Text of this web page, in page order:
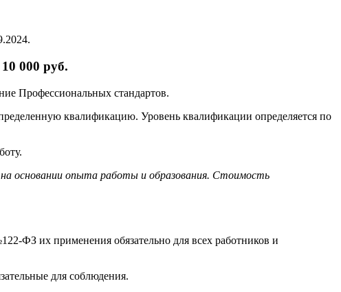
000 руб.
Профессиональных стандартов.
квалификацию. Уровень квалификации определяется по
основании опыта работы и образования. Стоимость
ФЗ их применения обязательно для всех работников и
для соблюдения.